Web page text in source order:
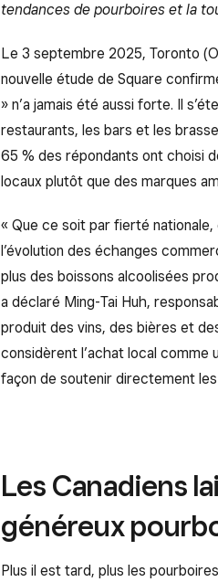
tendances de pourboires et la
Le 3 septembre 2025, Toronto
nouvelle étude de Square
» n’a jamais été aussi forte. Il
restaurants, les bars et les
65 % des répondants ont choisi
locaux plutôt que des marques
« Que ce soit par fierté
l’évolution des échanges
plus des boissons alcoolisées
a déclaré Ming-Tai Huh,
produit des vins, des bières et
considèrent l’achat local comme
façon de soutenir directement
Les Canadiens
généreux
Plus il est tard, plus les